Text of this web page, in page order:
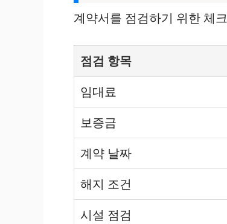
계약서를 점검하기 위한 체
점검 항목
임대료
보증금
계약 날짜
해지 조건
시설 점검